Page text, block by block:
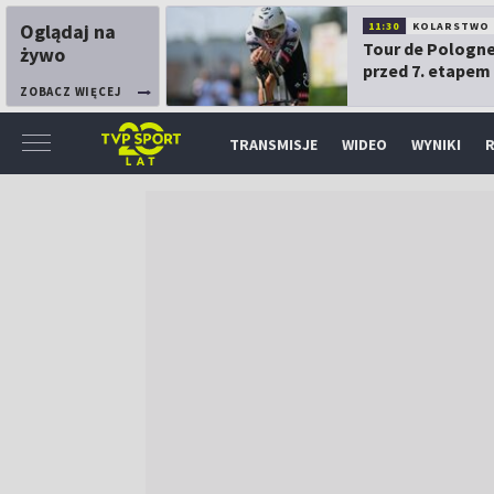
Oglądaj na
żywo
ZOBACZ WIĘCEJ
11:30 KOLARSTWO
Tour de
przed 7. etapem
TRANSMISJE WIDEO WYNIKI